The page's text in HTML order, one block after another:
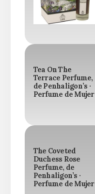
Tea On The
Terrace Perfume,
de Penhaligon’s ·
Perfume de Mujer
The Coveted
Duchess Rose
Perfume, de
Penhaligon’s ·
Perfume de Mujer